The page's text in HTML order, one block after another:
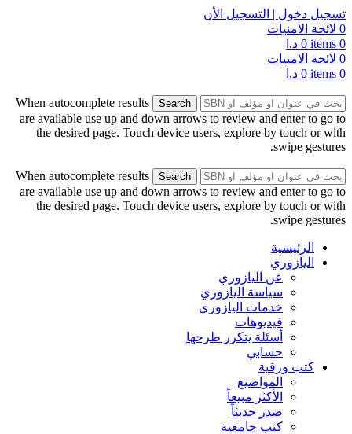
تسجيل دخول | التسجيل الأن
0 لائحة الامنيات
0
items
0 د.ا
0 لائحة الامنيات
0
items
0 د.ا
Search
When autocomplete results
are available use up and down arrows to review and enter to go to
the desired page. Touch device users, explore by touch or with
swipe gestures.
Search
When autocomplete results
are available use up and down arrows to review and enter to go to
the desired page. Touch device users, explore by touch or with
swipe gestures.
الرئيسية
اليازوري
عن اليازوري
سياسة اليازوري
خدمات اليازوري
فيديوهات
أسئلة يتكرر طرحها
حسابي
كتب ورقية
المواضيع
الأكثر مبيعاً
صدر حديثاً
كتب جامعية